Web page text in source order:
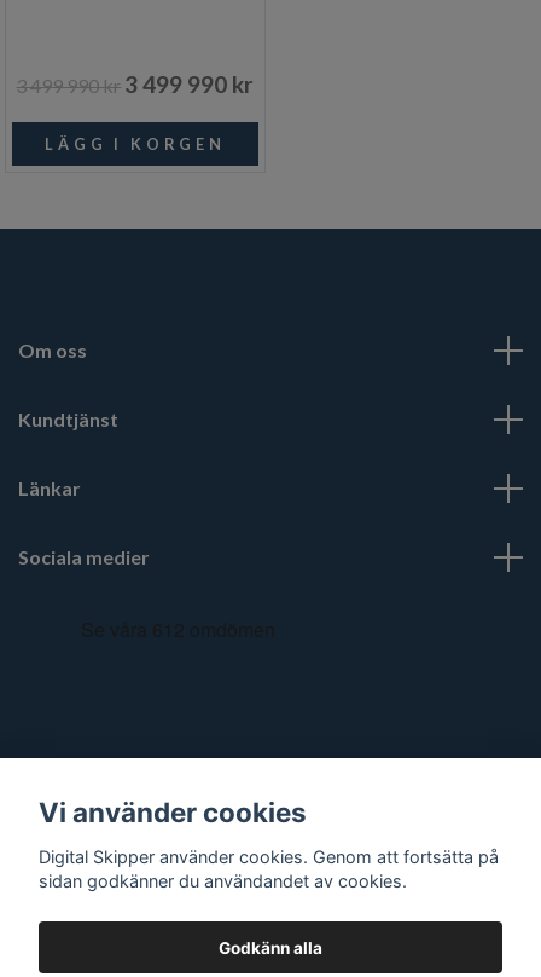
3 499 990 kr 3 499 990 kr
Om oss
Kundtjänst
Länkar
Sociala medier
Vi använder cookies
Digital Skipper använder cookies. Genom att fortsätta på
sidan godkänner du användandet av cookies.
Godkänn alla